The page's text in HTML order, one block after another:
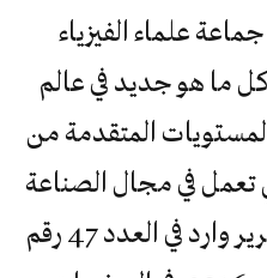
علماء الفيزياء
كل ما هو جديد في عالم
المتقدمة من
تعمل في مجال الصناعة
أو الخدمات العامة. والتقرير وارد في العدد 47 رقم